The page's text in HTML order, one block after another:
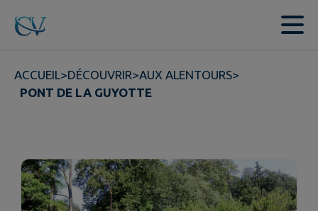
Contenu
ACCUEIL>DÉCOUVRIR>AUX ALENTOURS>
PONT DE LA GUYOTTE